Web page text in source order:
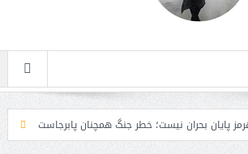
بحران نیست؛ خطر جنگ همچنان پابرجاست ایران؛